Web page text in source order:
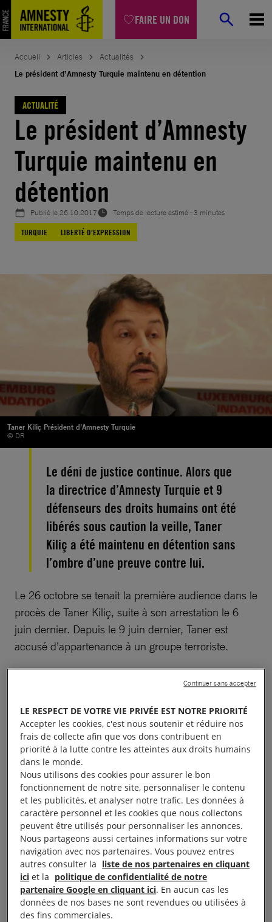
FAIRE UN DON
Aller
au
contenu
Accueil Articles
Actualités
Le président d’Amnesty Turquie maintenu en détention
ACTUALITÉ
Le président d’Amnesty
Turquie maintenu en
détention
Publié le26.10.2017
Temps de lecture estimé : 3 minutes
TURQUIE
LIBERTÉ D'EXPRESSION
Taner Kiliç Président d’Amnesty Turquie
© DR
Le déni de justice continue. Alors que
la directrice d’Amnesty Turquie et 9
défenseurs des droits humains ont été
libérés sous caution la veille, Taner
Kiliç a été maintenu en détention sans
l’ombre d’une preuve contre lui.
Le 26 octobre se tenait la première audience dans le
procès de Taner Kiliç, suite à son arrestation le 6
juin dernier. Depuis le 9 juin dernier, Taner est
accusé d’appartenance à un groupe terroriste.
Le Président d’Amnesty Turquie emprisonné
Maintenu en détention…
faute de preuves
Le président d’Amnesty Turquie est essentiellement
accusé d’avoir téléchargé l’application de
messagerie Bylock que le gouvernement turc dit
être utilisé par le mouvement Gülen. Problème :
aucun élément dans l’acte d’accusation ne vient
appuyer l’accusation. Taner nie avoir téléchargé
cette application, ce que confirment deux rapports
LE RESPECT DE VOTRE VIE PRIVÉE EST NOTRE PRIORITÉ
Accepter les cookies, c'est nous soutenir et réduire nos
frais de collecte afin que vos dons contribuent en
priorité à la lutte contre les atteintes aux droits humains
dans le monde.
Nous utilisons des cookies pour assurer le bon
fonctionnement de notre site, personnaliser le contenu
et les publicités, et analyser notre trafic. Les données à
caractère personnel et les cookies que nous collectons
peuvent être utilisés pour personnaliser les annonces.
Nous partageons aussi certaines informations sur votre
navigation avec nos partenaires. Vous pouvez entres
autres consulter la liste de nos partenaires en cliquant
ici et la politique de confidentialité de notre
partenaire Google en cliquant ici. En aucun cas les
données de nos bases ne sont revendues ou utilisées à
des fins commerciales.
Continuer sans accepter